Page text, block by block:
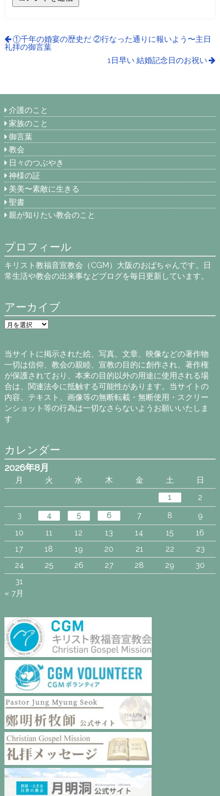
①千年の婚宴の歴史だ ②行なった通りに報いよう〜主日
礼拝の御言葉
1日早い 結婚記念日のお祝い
介護のこと
家族のこと
御言葉
教会
日々のつぶやき
神様の証
美美〜素敵に生きる
聖書
親が知りたい教会のこと
プロフィール
キリスト教福音宣教会（CGM）大阪のおばちゃんです。日
常生活や教会の出来事などブログを毎日更新しています。
アーカイブ
ア
ー
ブ
当サイトに掲示された絵、写真、文章、映像などの著作物
一切は信仰、教会の親睦、宣教の目的に創作され、著作権
が保護されており、本来の目的以外の用途に使用される場
合は、関連法令に抵触する可能性があります。当サイトの
内容、テキスト、画像等の無断転載・無断使用・スクリー
ンショット等の行為は一切なさらないようお願いいたしま
す
カレンダー
2026年8月
月 火 水 木 金 土
日
1
2
3
4 5 6 7 8
9
10
11 12 13 14 15
16
17
18 19 20 21 22
23
24
25 26 27 28 29
30
31
« 7月